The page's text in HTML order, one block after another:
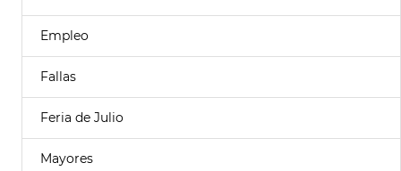
Empleo
Fallas
Feria de Julio
Mayores